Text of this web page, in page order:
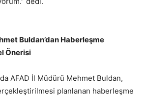
Buldan’dan Haberleşme
Önerisi
AFAD İl Müdürü Mehmet Buldan,
planlanan haberleşme